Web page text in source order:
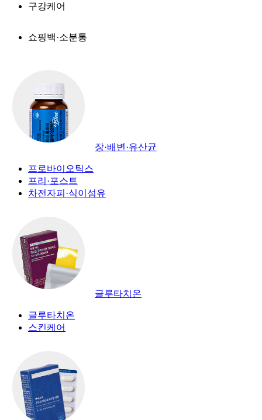
구강케어
쇼핑백·소분통
장·배변·유산균
프로바이오틱스
프리·포스트
차전자피·식이섬유
글루타치온
글루타치온
스킨케어